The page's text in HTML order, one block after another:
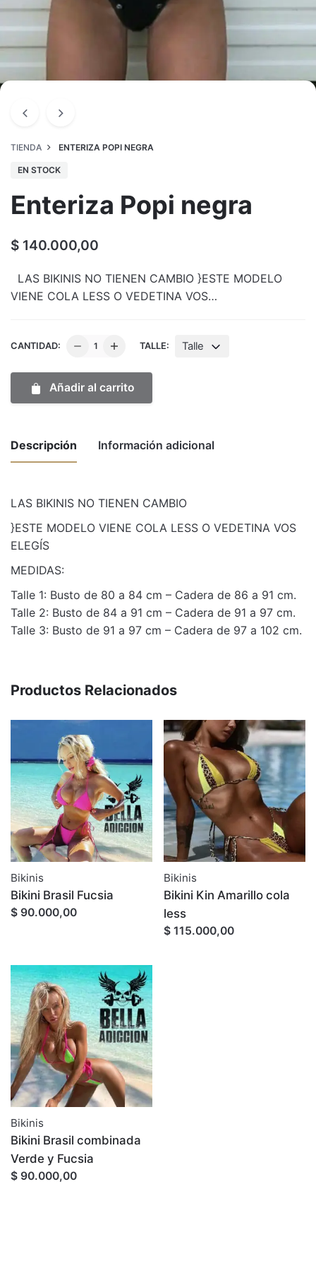
TIENDA ENTERIZA POPI NEGRA
EN STOCK
Enteriza Popi negra
$ 140.000,00
LAS BIKINIS NO TIENEN CAMBIO }ESTE MODELO
VIENE COLA LESS O VEDETINA VOS…
CANTIDAD:
Enteriza
cantidad
TALLE: Talle
Añadir al carrito
Descripción Información adicional
LAS BIKINIS NO TIENEN CAMBIO
}ESTE MODELO VIENE COLA LESS O VEDETINA VOS
ELEGÍS
MEDIDAS:
Talle 1: Busto de 80 a 84 cm – Cadera de 86 a 91 cm.
Talle 2: Busto de 84 a 91 cm – Cadera de 91 a 97 cm.
Talle 3: Busto de 91 a 97 cm – Cadera de 97 a 102 cm.
Weight 1 kg
Dimensions 50 × 30 × 10 cm
Productos Relacionados
Bikinis
Bikini Brasil Fucsia
$ 90.000,00
Bikinis
Bikini Kin Amarillo cola
less
$ 115.000,00
Bikinis
Bikini Brasil combinada
Verde y Fucsia
$ 90.000,00